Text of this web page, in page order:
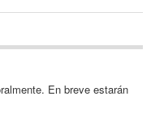
En breve estarán